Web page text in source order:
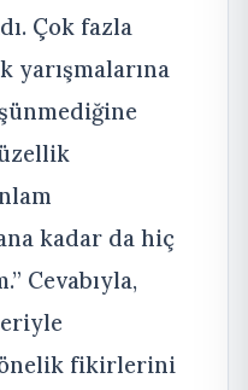
Çok fazla
yarışmalarına
kadar da hiç
Cevabıyla,
fikirlerini